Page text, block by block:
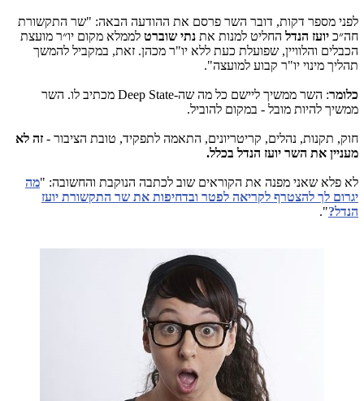
לפני מספר דקות, דובר השר פרסם את ההודעה הבאה: "שר התקשורת
חה״כ יועז הנדל החליט למנות את נתי שוברט לממלא מקום יו״ר מועצת
הכבלים והלוויין, שפועלת כעת ללא יו"ר מכהן. זאת, במקביל להמשך
תהליך מינוי יו"ר קבוע למועצה".
כלומר
: השר ממשיך ליישם כל מה שה-Deep State מכתיב לו. השר
ממשיך להיות מובל - במקום להוביל.
חוק, תקנות, נהלים, קריטריונים, התאמה לתפקיד, טובת הציבור - זה לא
מעניין את השר יועז הנדל בכלל.
לא פלא שאני מפנה את הקוראים שוב לכתבה הנוקבת והחשובה: "מה
יגרום לך להצטרף לקריאה לפטר ובדחיפות את שר התקשורת יועז
הנדל?".